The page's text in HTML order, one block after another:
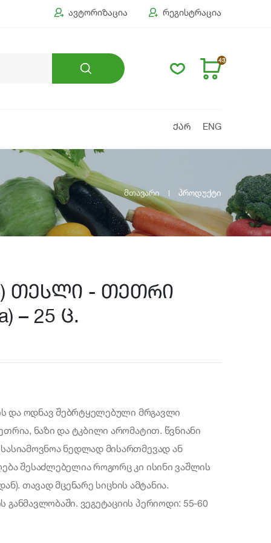
ავტორიზაცია რეგისტრაცია
43
ENG
ᲥᲐᲠ
მთავარი პროდუქტი
თესლი - თეთრი
– 25 ც.
და ოდნავ შებრტყელებული მრგავლი
ნაზი და ტკბილი არომატით. წვნიანი
ნედლად მისართმევად ან
შესაძლებელია როგორც კი ისინი ვაშლის
თავად მცენარე სიცხის ამტანია.
ვეგეტაციის პერიოდი: 55-60